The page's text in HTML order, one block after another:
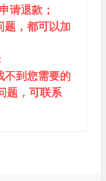
请退款；
题，都可以加
不到您需要的
题，可联系